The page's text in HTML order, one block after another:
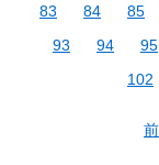
83
84 85
93
94 95
102